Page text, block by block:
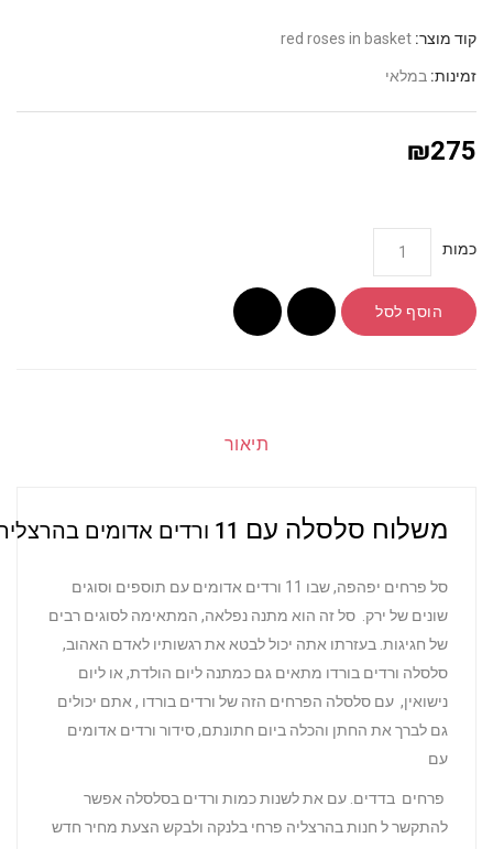
מוצר:red roses in basket
במלאי
הוסף לסל
תיאור
משלוח סלסלה עם11 ורדים אדומים בהרצליה
סל פרחים יפהפה, שבו 11 ורדים אדומים עם תוספים וסוגים
שונים של ירק. סל זה הוא מתנה נפלאה, המתאימה לסוגים רבים
של חגיגות. בעזרתו אתה יכול לבטא את רגשותיו לאדם האהוב,
סלסלה ורדים בורדו מתאים גם כמתנה ליום הולדת, או ליום
נישואין, עם סלסלה הפרחים הזה של ורדים בורדו , אתם יכולים
גם לברך את החתן והכלה ביום חתונתם, סידור ורדים אדומים
פרחים בדדים. עם את לשנות כמות ורדים בסלסלה אפשר
להתקשר ל חנות בהרצליה פרחי בלנקה ולבקש הצעת מחיר חדש